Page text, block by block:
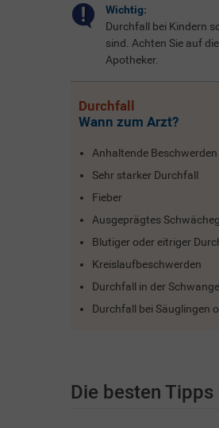
Wichtig:
Durchfall bei Kindern
sind. Achten Sie auf
Apotheker.
Durchfall
Wann zum Arzt?
Anhaltende
Sehr starker Durchfall
Fieber
Ausgeprägtes
Blutiger oder eitriger
Kreislaufbeschwerden
Durchfall in der
Durchfall bei Säuglingen
Die besten